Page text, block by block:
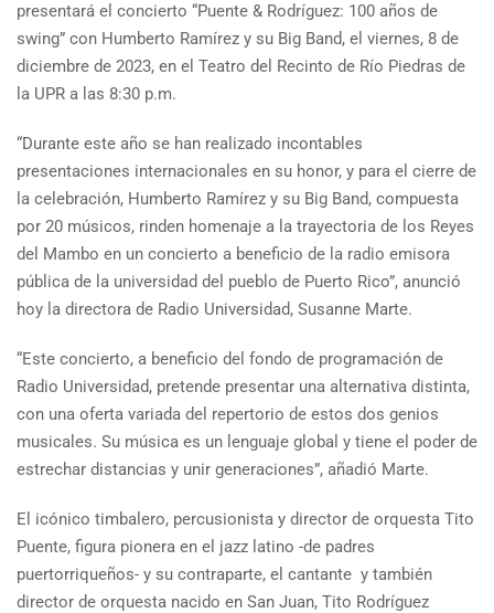
presentará el concierto “Puente & Rodríguez: 100 años de
swing” con Humberto Ramírez y su Big Band, el viernes, 8 de
diciembre de 2023, en el Teatro del Recinto de Río Piedras de
la UPR a las 8:30 p.m.
“Durante este año se han realizado incontables
presentaciones internacionales en su honor, y para el cierre de
la celebración, Humberto Ramírez y su Big Band, compuesta
por 20 músicos, rinden homenaje a la trayectoria de los Reyes
del Mambo en un concierto a beneficio de la radio emisora
pública de la universidad del pueblo de Puerto Rico”, anunció
hoy la directora de Radio Universidad, Susanne Marte.
“Este concierto, a beneficio del fondo de programación de
Radio Universidad, pretende presentar una alternativa distinta,
con una oferta variada del repertorio de estos dos genios
musicales. Su música es un lenguaje global y tiene el poder de
estrechar distancias y unir generaciones”, añadió Marte.
El icónico timbalero, percusionista y director de orquesta Tito
Puente, figura pionera en el jazz latino -de padres
puertorriqueños- y su contraparte, el cantante y también
director de orquesta nacido en San Juan, Tito Rodríguez